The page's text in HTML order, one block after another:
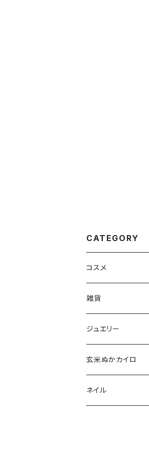
CATEGORY
コスメ
aesti
babu-beauté
go well
Aroma France
雑貨
ホメオパシーケース
タッセル
ジュエリー
玄米ぬかカイロ
ネイル